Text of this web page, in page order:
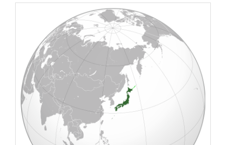
Die Japanologie existiert an der Freien Universität bereits seit
1958. Es sollten jedoch noch rund zehn Jahre vergehen, bis
das Ostasiatische Seminar (OAS), das die Fachrichtungen
Sinologie und Japanologie umfasste, gegründet wurde.
Obwohl die Japanologie noch recht jung war, lehrten bereits
bekannte Persönlichkeiten wie der Kultur- und
Literaturwissenschaftler Katō Shūichi am OAS. Der Aufstieg
Japans zu einer globalen Wirtschaftsmacht trug dazu bei, dass
Mitte der Achtziger Jahre die Zahl der Studienanfänger bereits
die Hundert überschritt. Um die Japanologie breiter
aufzustellen, wurde ab dieser Zeit auch der
sozialwissenschaftliche Schwerpunkt ausgebaut. Heute gehört
die Japanologie der FU mit fünf lehrenden Professorinnen und
einem exzellenten internationalen Netzwerk zu den wichtigsten
in Deutschland.